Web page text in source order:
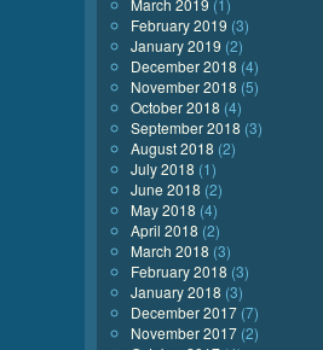
March 2019 (1)
February 2019 (3)
January 2019 (2)
December 2018 (4)
November 2018 (5)
October 2018 (4)
September 2018 (3)
August 2018 (2)
July 2018 (1)
June 2018 (2)
May 2018 (4)
April 2018 (2)
March 2018 (3)
February 2018 (3)
January 2018 (3)
December 2017 (7)
November 2017 (2)